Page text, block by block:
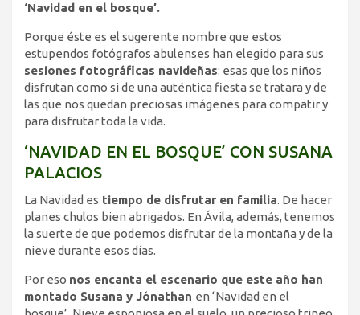
‘Navidad en el bosque’.
Porque éste es el sugerente nombre que estos
estupendos fotógrafos abulenses han elegido para sus
sesiones fotográficas navideñas: esas que los niños
disfrutan como si de una auténtica fiesta se tratara y de
las que nos quedan preciosas imágenes para compatir y
para disfrutar toda la vida.
‘NAVIDAD EN EL BOSQUE’ CON SUSANA
PALACIOS
La Navidad es tiempo de disfrutar en familia. De hacer
planes chulos bien abrigados. En Ávila, además, tenemos
la suerte de que podemos disfrutar de la montaña y de la
nieve durante esos días.
Por eso nos encanta el escenario que este año han
montado Susana y Jónathan en ‘Navidad en el